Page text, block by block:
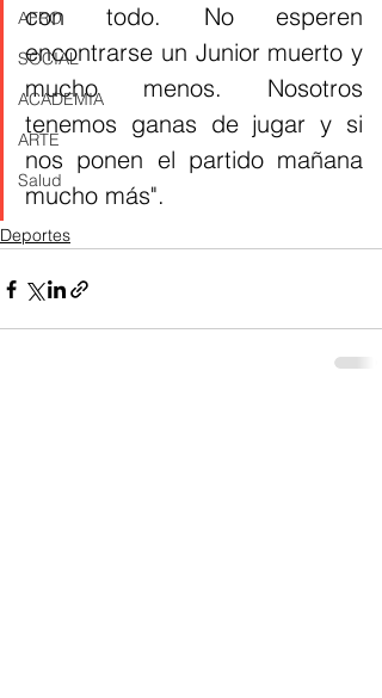
AFRO
SOCIAL
ACADEMIA
ARTE
Salud
con todo. No esperen
encontrarse un Junior muerto y
mucho menos. Nosotros
tenemos ganas de jugar y si
nos ponen el partido mañana
mucho más".
Deportes